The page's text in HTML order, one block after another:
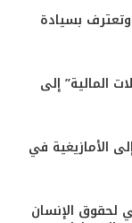
وتعترف بسيادة
المالية” إلى
الأمازيغية في
لحقوق الإنسان